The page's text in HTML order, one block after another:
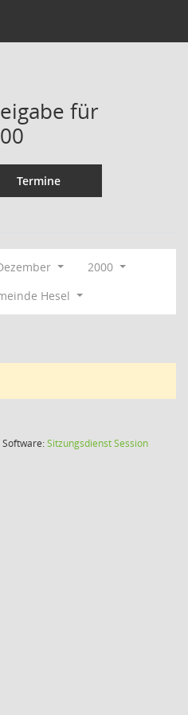
für
Termine
2000
Hesel
Software:SitzungsdienstSession(Wird in